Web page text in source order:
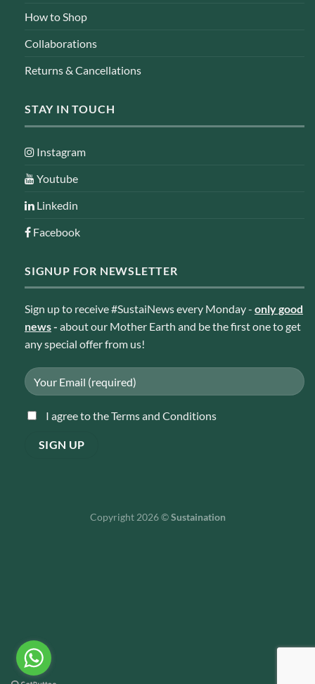
How to Shop
Collaborations
Returns & Cancellations
STAY IN TOUCH
Instagram
Youtube
Linkedin
Facebook
SIGNUP FOR NEWSLETTER
Sign up to receive #SustaiNews every Monday - only good
news- about our Mother Earth and be the first one to get
any special offer from us!
I agree to the Terms and Conditions
Copyright 2026 ©Sustaination